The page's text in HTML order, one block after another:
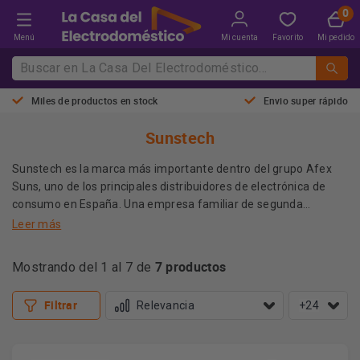
Menú Mi cuenta Favorito Mi pedido
Miles de productos en stock Envio super rápido
Sunstech
Sunstech es la marca más importante dentro del grupo Afex
Suns, uno de los principales distribuidores de electrónica de
consumo en España. Una empresa familiar de segunda
generación con sede en Montcada i Reixac (Barcelona),
comercializó desde los años 70, y en exclusiva como
acompañado a varias generaciones con sus equipos de audio y
vídeo.
Leer más
Mostrando del 1 al 7 de 7 productos
Filtrar +24